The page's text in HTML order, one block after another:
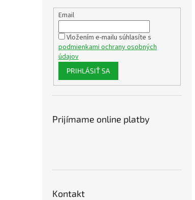
Email
Vložením e-mailu súhlasíte s
podmienkami ochrany osobných
údajov
PRIHLÁSIŤ SA
Prijímame online platby
Kontakt